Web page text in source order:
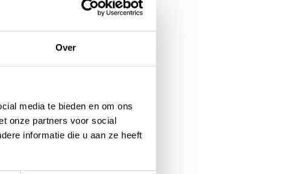
Over
media te bieden en om ons
onze partners voor social
informatie die u aan ze heeft